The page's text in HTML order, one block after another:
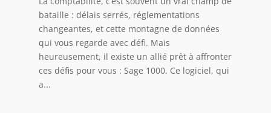
bataille : délais serrés, réglementations
changeantes, et cette montagne de données
qui vous regarde avec défi. Mais
heureusement, il existe un allié prêt à affronter
ces défis pour vous : Sage 1000. Ce logiciel, qui
a...